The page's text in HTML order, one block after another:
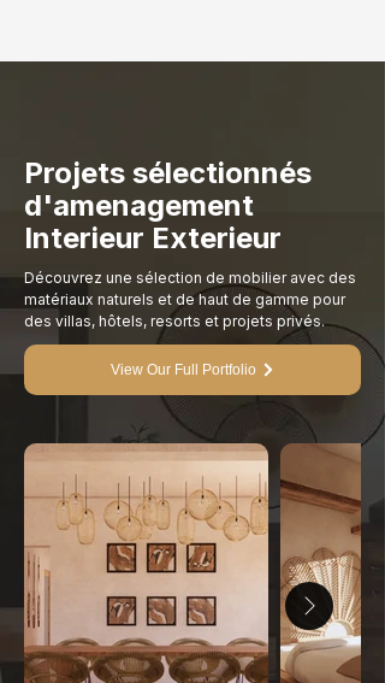
Projets sélectionnés
d'amenagement
Interieur Exterieur
Découvrez une sélection de mobilier avec des
matériaux naturels et de haut de gamme pour
des villas, hôtels, resorts et projets privés.
View Our Full Portfolio